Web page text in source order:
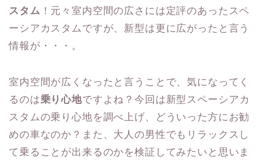
スタム ！元々室内空間の広さには定評のあったスペ
ーシアカスタムですが、新型は更に広がったと言う
情報が・・・。
室内空間が広くなったと言うことで、気になってく
るのは乗り心地ですよね？今回は新型スペーシアカ
スタムの乗り心地を調べ上げ、どういった方にお勧
めの車なのか？また、大人の男性でもリラックスし
て乗ることが出来るのかを検証してみたいと思いま